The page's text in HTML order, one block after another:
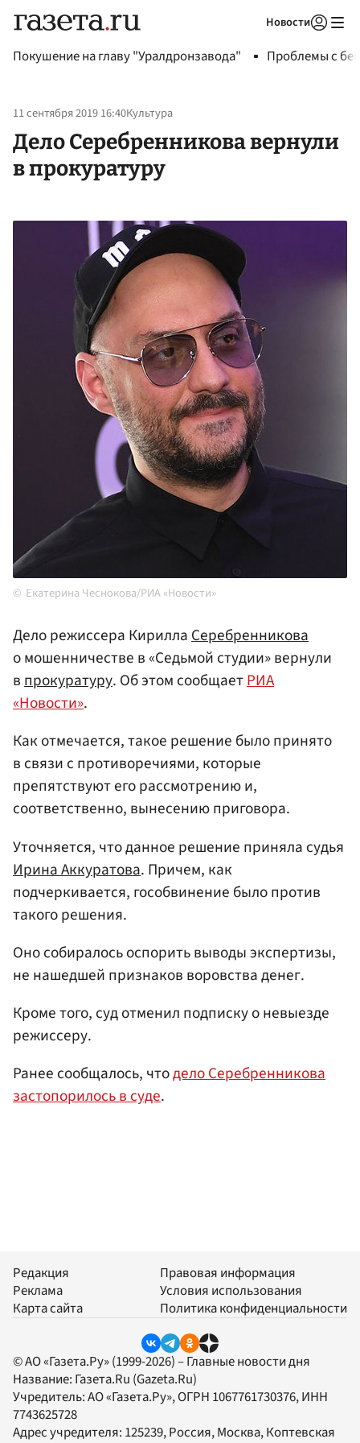
Новости
Покушение на главу "Уралдронзавода" Проблемы с
11 сентября 2019 16:40Культура
Дело Серебренникова вернули
в прокуратуру
Екатерина Чеснокова/РИА «Новости»
Дело режиссера КириллаСеребренникова
о мошенничестве в «Седьмой студии» вернули
впрокуратуру. Об этом сообщаетРИА
«Новости».
Как отмечается, такое решение было принято
в связи с противоречиями, которые
препятствуют его рассмотрению и,
соответственно, вынесению приговора.
Уточняется, что данное решение приняла судья
Ирина Аккуратова. Причем, как
подчеркивается, гособвинение было против
такого решения.
Оно собиралось оспорить выводы экспертизы,
не нашедшей признаков воровства денег.
Кроме того, суд отменил подписку о невыезде
режиссеру.
Ранее сообщалось, чтодело Серебренникова
застопорилось в суде.
Редакция
Реклама
Карта сайта
Правовая информация
Условия использования
Политика конфиденциальности
© АО «Газета.Ру» (1999-2026) – Главные новости дня
Название: Газета.Ru (Gazeta.Ru)
Учредитель:АО «Газета.Ру», ОГРН 1067761730376, ИНН
7743625728
Адрес учредителя: 125239, Россия, Москва, Коптевская